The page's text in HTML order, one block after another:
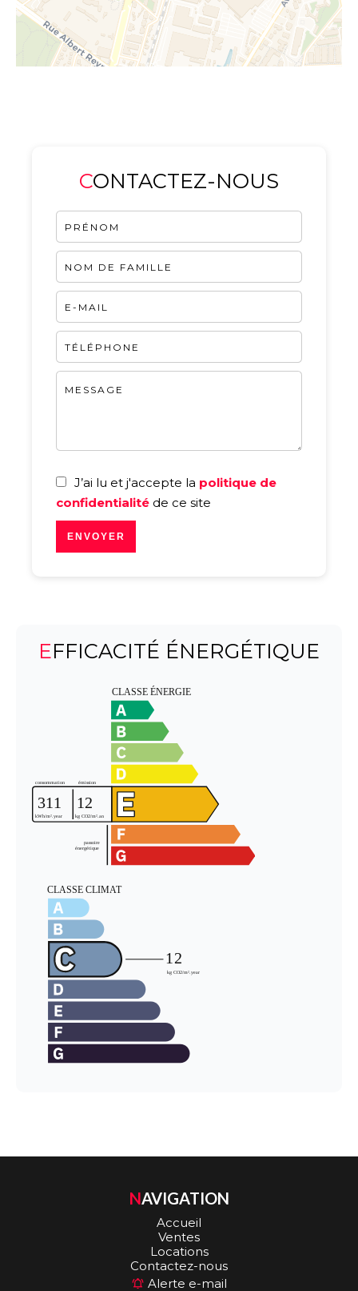
CONTACTEZ-NOUS
J’ai lu et j'accepte la politique de
confidentialité de ce site
ENVOYER
EFFICACITÉ ÉNERGÉTIQUE
NAVIGATION
Accueil
Ventes
Locations
Contactez-nous
Alerte e-mail